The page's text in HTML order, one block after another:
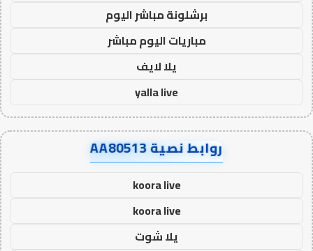
برشلونة مباشر اليوم
مباريات اليوم مباشر
يلا لايف
yalla live
روابط نصية AA80513
koora live
koora live
يلا شوت